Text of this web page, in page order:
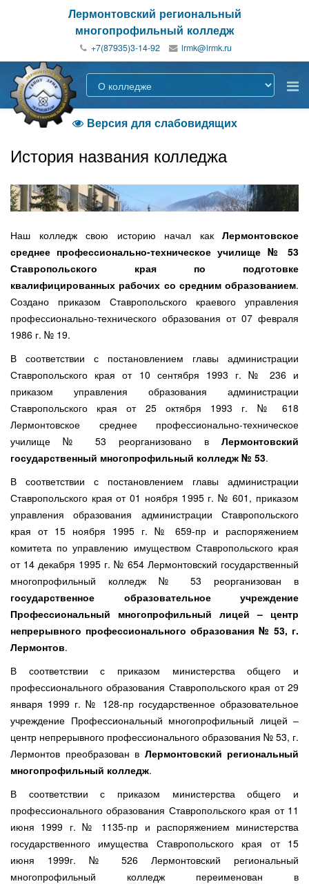
Лермонтовский региональный
многопрофильный колледж
+7(87935)3-14-92
Версия для слабовидящих
История названия колледжа
Наш колледж свою историю начал как Лермонтовское
среднее профессионально-техническое училище № 53
Ставропольского края по подготовке
квалифицированных рабочих со средним образованием.
Создано приказом Ставропольского краевого управления
профессионально-технического образования от 07 февраля
1986 г. № 19.
В соответствии с постановлением главы администрации
Ставропольского края от 10 сентября 1993 г. № 236 и
приказом управления образования администрации
Ставропольского края от 25 октября 1993 г. № 618
Лермонтовское среднее профессионально-техническое
училище № 53 реорганизовано в Лермонтовский
государственный многопрофильный колледж № 53.
В соответствии с постановлением главы администрации
Ставропольского края от 01 ноября 1995 г. № 601, приказом
управления образования администрации Ставропольского
края от 15 ноября 1995 г. № 659-пр и распоряжением
комитета по управлению имуществом Ставропольского края
от 14 декабря 1995 г. № 654 Лермонтовский государственный
многопрофильный колледж № 53 реорганизован в
государственное образовательное учреждение
Профессиональный многопрофильный лицей – центр
непрерывного профессионального образования № 53, г.
Лермонтов.
В соответствии с приказом министерства общего и
профессионального образования Ставропольского края от 29
января 1999 г. № 128-пр государственное образовательное
учреждение Профессиональный многопрофильный лицей –
центр непрерывного профессионального образования № 53, г.
Лермонтов преобразован в Лермонтовский региональный
многопрофильный колледж.
В соответствии с приказом министерства общего и
профессионального образования Ставропольского края от 11
июня 1999 г. № 1135-пр и распоряжением министерства
государственного имущества Ставропольского края от 15
июня 1999г. № 526 Лермонтовский региональный
многопрофильный колледж переименован в